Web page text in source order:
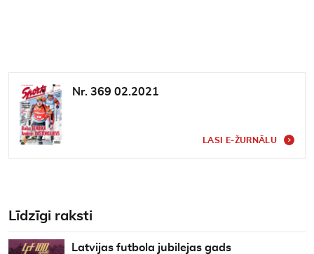
Nr. 369 02.2021
LASI E-ŽURNĀLU
Līdzīgi raksti
Latvijas futbola jubilejas gads